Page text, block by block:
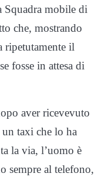
Squadra mobile di
che, mostrando
ripetutamente il
fosse in attesa di
aver ricevevuto
taxi che lo ha
la via, l’uomo è
sempre al telefono,